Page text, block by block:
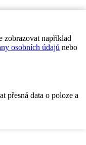
zobrazovat například
osobních údajů nebo
přesná data o poloze a